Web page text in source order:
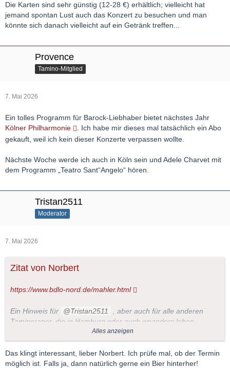
Die Karten sind sehr günstig (12-28 €) erhältlich; vielleicht hat
jemand spontan Lust auch das Konzert zu besuchen und man
könnte sich danach vielleicht auf ein Getränk treffen...
Provence
Tamino-Mitglied
7. Mai 2026
Ein tolles Programm für Barock-Liebhaber bietet nächstes Jahr
Kölner Philharmonie
. Ich habe mir dieses mal tatsächlich ein Abo
gekauft, weil ich kein dieser Konzerte verpassen wollte.
Nächste Woche werde ich auch in Köln sein und Adele Charvet mit
dem Programm „Teatro Sant“Angelo“ hören.
Tristan2511
Moderator
7. Mai 2026
Zitat von Norbert
https://www.bdlo-nord.de/mahler.html
Ein Hinweis für Tristan2511
, aber auch für alle anderen
Taminoraner, die in Hamburg oder auch woanders leben.
Ich habe mir eben eine Karte gekauft und freue mich riesig auf
das Konzert, weil ich zum einen Mahlers 3. Sinfonie sehr liebe
und weil zum anderen eine Schulfreundin im Chor mitsingt, wie
Alles anzeigen
Das klingt interessant, lieber Norbert. Ich prüfe mal, ob der Termin
möglich ist. Falls ja, dann natürlich gerne ein Bier hinterher!